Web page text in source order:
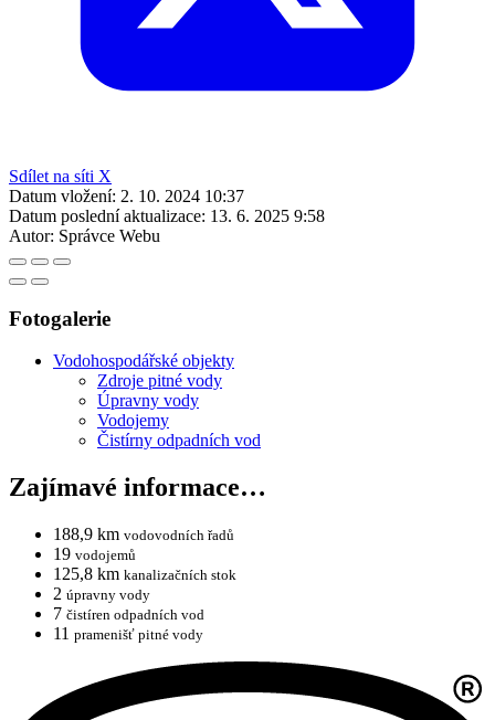
Sdílet na síti X
Datum vložení: 2. 10. 2024 10:37
Datum poslední aktualizace: 13. 6. 2025 9:58
Autor: Správce Webu
Fotogalerie
Vodohospodářské objekty
Zdroje pitné vody
Úpravny vody
Vodojemy
Čistírny odpadních vod
Zajímavé informace…
188,9 km vodovodních řadů
19 vodojemů
125,8 km kanalizačních stok
2 úpravny vody
7 čistíren odpadních vod
11 pramenišť pitné vody